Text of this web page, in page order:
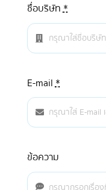
ชื่อบริษัท*
E-mail*
ข้อความ